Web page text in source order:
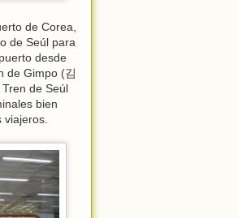
de Corea,
de Seúl para
desde
de Gimpo (김
de Seúl
bien